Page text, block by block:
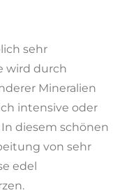
sehr
wird durch
Mineralien
intensive oder
diesem schönen
von sehr
edel